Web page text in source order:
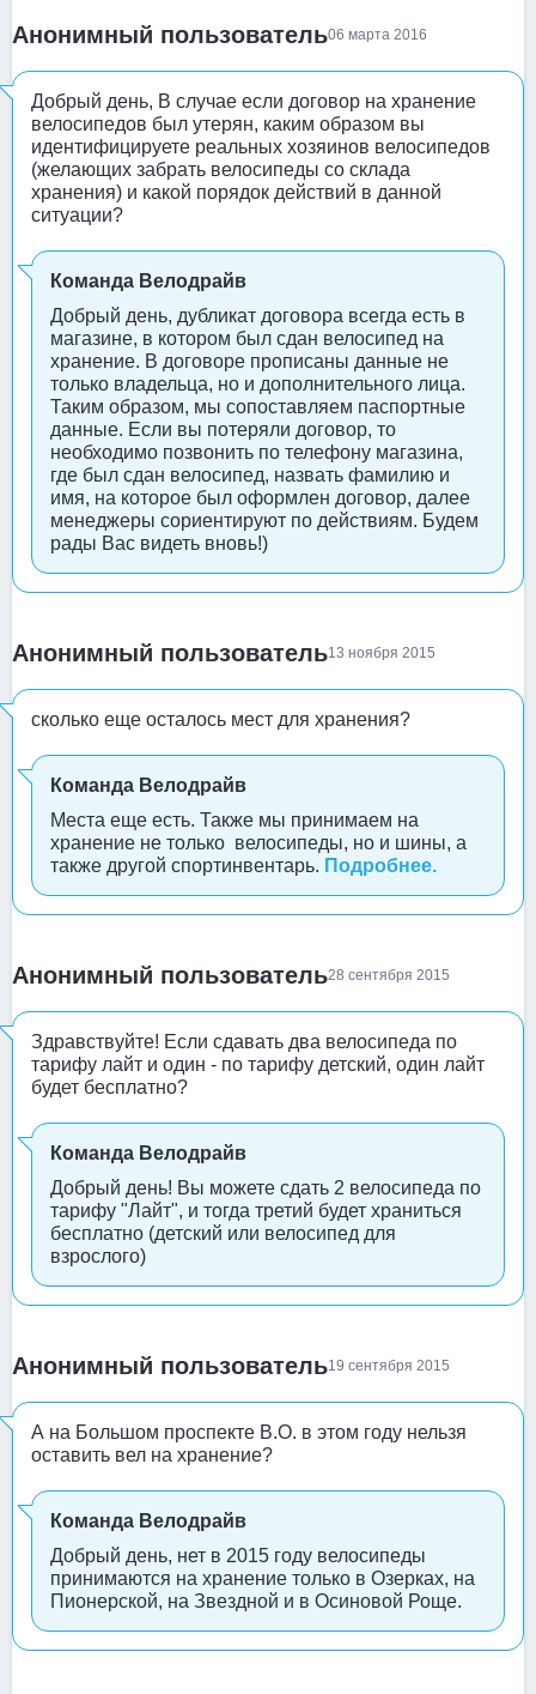
Анонимный пользователь06 марта 2016
Добрый день, В случае если договор на хранение
велосипедов был утерян, каким образом вы
идентифицируете реальных хозяинов велосипедов
(желающих забрать велосипеды со склада
хранения) и какой порядок действий в данной
ситуации?
Команда Велодрайв
Добрый день, дубликат договора всегда есть в
магазине, в котором был сдан велосипед на
хранение. В договоре прописаны данные не
только владельца, но и дополнительного лица.
Таким образом, мы сопоставляем паспортные
данные. Если вы потеряли договор, то
необходимо позвонить по телефону магазина,
где был сдан велосипед, назвать фамилию и
имя, на которое был оформлен договор, далее
менеджеры сориентируют по действиям. Будем
рады Вас видеть вновь!)
Анонимный пользователь13 ноября 2015
сколько еще осталось мест для хранения?
Команда Велодрайв
Места еще есть. Также мы принимаем на
хранение не только велосипеды, но и шины, а
также другой спортинвентарь. Подробнее.
Анонимный пользователь28 сентября 2015
Здравствуйте! Если сдавать два велосипеда по
тарифу лайт и один - по тарифу детский, один лайт
будет бесплатно?
Команда Велодрайв
Добрый день! Вы можете сдать 2 велосипеда по
тарифу "Лайт", и тогда третий будет храниться
бесплатно (детский или велосипед для
взрослого)
Анонимный пользователь19 сентября 2015
А на Большом проспекте В.О. в этом году нельзя
оставить вел на хранение?
Команда Велодрайв
Добрый день, нет в 2015 году велосипеды
принимаются на хранение только в Озерках, на
Пионерской, на Звездной и в Осиновой Роще.